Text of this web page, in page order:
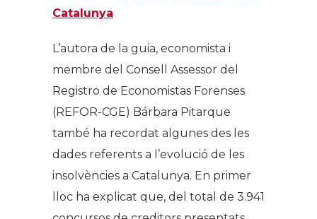
Catalunya
L’autora de la guia, economista i
membre del Consell Assessor del
Registro de Economistas Forenses
(REFOR-CGE) Bárbara Pitarque
també ha recordat algunes des les
dades referents a l’evolució de les
insolvències a Catalunya. En primer
lloc ha explicat que, del total de 3.941